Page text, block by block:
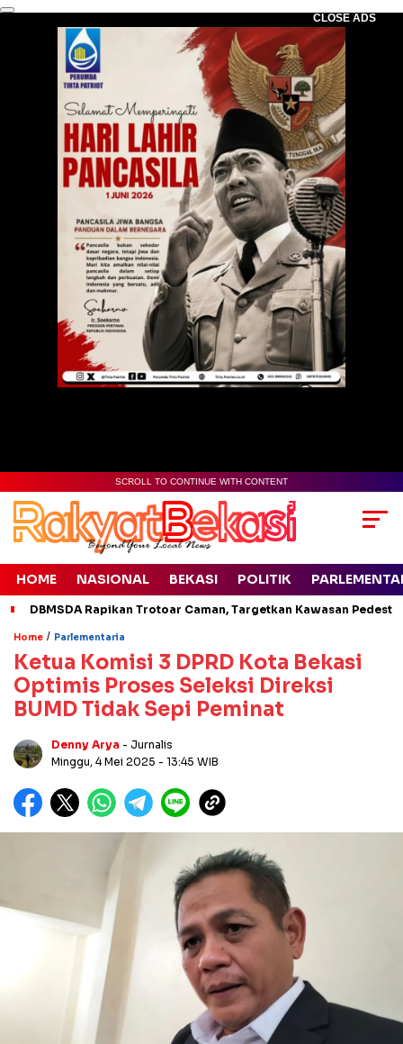
CLOSE ADS
SCROLL TO CONTINUE WITH CONTENT
HOME NASIONAL BEKASI POLITIK
DBMSDA Rapikan Trotoar Caman, Targetkan Kawasan
Home / Parlementaria
Ketua Komisi 3 DPRD Kota Bekasi
Optimis Proses Seleksi Direksi
BUMD Tidak Sepi Peminat
Denny Arya - Jurnalis
Minggu, 4 Mei 2025 - 13:45 WIB